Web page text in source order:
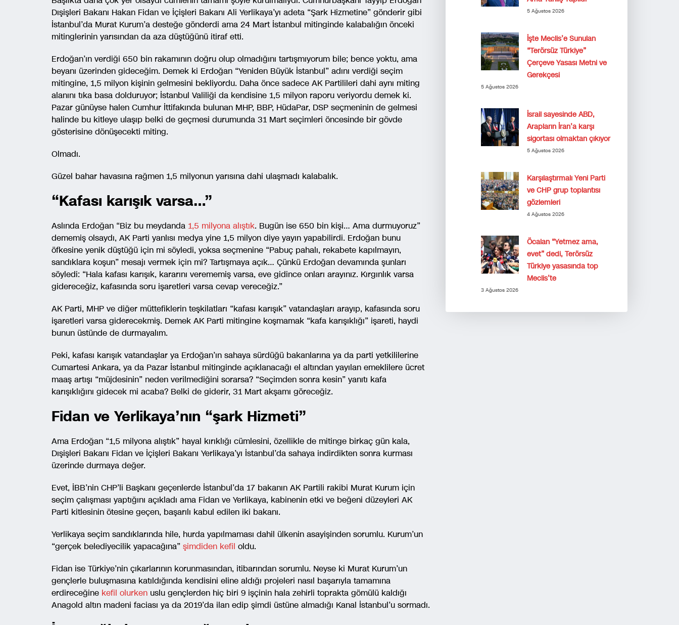
Dışişleri Bakanı Hakan Fidan ve İçişleri Bakanı Ali Yerlikaya’yı adeta “Şark Hizmetine” gönderir gibi
İstanbul’da Murat Kurum’a desteğe gönderdi ama 24 Mart İstanbul mitinginde kalabalığın önceki
mitinglerinin yarısından da aza düştüğünü itiraf etti.
Erdoğan’ın verdiği 650 bin rakamının doğru olup olmadığını tartışmıyorum bile; bence yoktu, ama
beyanı üzerinden gideceğim. Demek ki Erdoğan “Yeniden Büyük İstanbul” adını verdiği seçim
mitingine, 1,5 milyon kişinin gelmesini bekliyordu. Daha önce sadece AK Partilileri dahi aynı miting
alanını tıka basa dolduruyor; İstanbul Valiliği da kendisine 1,5 milyon raporu veriyordu demek ki.
Pazar günüyse halen Cumhur İttifakında bulunan MHP, BBP, HüdaPar, DSP seçmeninin de gelmesi
halinde bu kitleye ulaşıp belki de geçmesi durumunda 31 Mart seçimleri öncesinde bir gövde
gösterisine dönüşecekti miting.
Olmadı.
Güzel bahar havasına rağmen 1,5 milyonun yarısına dahi ulaşmadı kalabalık.
“Kafası karışık varsa…”
Aslında Erdoğan “Biz bu meydanda 1,5 milyona alıştık. Bugün ise 650 bin kişi… Ama durmuyoruz”
dememiş olsaydı, AK Parti yanlısı medya yine 1,5 milyon diye yayın yapabilirdi. Erdoğan bunu
öfkesine yenik düştüğü için mi söyledi, yoksa seçmenine “Pabuç pahalı, rekabete kapılmayın,
sandıklara koşun” mesajı vermek için mi? Tartışmaya açık… Çünkü Erdoğan devamında şunları
söyledi: “Hala kafası karışık, kararını verememiş varsa, eve gidince onları arayınız. Kırgınlık varsa
gidereceğiz, kafasında soru işaretleri varsa cevap vereceğiz.”
AK Parti, MHP ve diğer müttefiklerin teşkilatları “kafası karışık” vatandaşları arayıp, kafasında soru
işaretleri varsa giderecekmiş. Demek AK Parti mitingine koşmamak “kafa karışıklığı” işareti, haydi
bunun üstünde de durmayalım.
Peki, kafası karışık vatandaşlar ya Erdoğan’ın sahaya sürdüğü bakanlarına ya da parti yetkililerine
Cumartesi Ankara, ya da Pazar İstanbul mitinginde açıklanacağı el altından yayılan emeklilere ücret
maaş artışı “müjdesinin” neden verilmediğini sorarsa? “Seçimden sonra kesin” yanıtı kafa
karışıklığını gidecek mi acaba? Belki de giderir, 31 Mart akşamı göreceğiz.
Fidan ve Yerlikaya’nın “şark Hizmeti”
Ama Erdoğan “1,5 milyona alıştık” hayal kırıklığı cümlesini, özellikle de mitinge birkaç gün kala,
Dışişleri Bakanı Fidan ve İçişleri Bakanı Yerlikaya’yı İstanbul’da sahaya indirdikten sonra kurması
üzerinde durmaya değer.
Evet, İBB’nin CHP’li Başkanı geçenlerde İstanbul’da 17 bakanın AK Partili rakibi Murat Kurum için
seçim çalışması yaptığını açıkladı ama Fidan ve Yerlikaya, kabinenin etki ve beğeni düzeyleri AK
Parti kitlesinin ötesine geçen, başarılı kabul edilen iki bakanı.
Yerlikaya seçim sandıklarında hile, hurda yapılmaması dahil ülkenin asayişinden sorumlu. Kurum’un
“gerçek belediyecilik yapacağına” şimdiden kefil oldu.
Fidan ise Türkiye’nin çıkarlarının korunmasından, itibarından sorumlu. Neyse ki Murat Kurum’un
gençlerle buluşmasına katıldığında kendisini eline aldığı projeleri nasıl başarıyla tamamına
erdireceğine kefil olurken uslu gençlerden hiç biri 9 işçinin hala zehirli toprakta gömülü kaldığı
Anagold altın madeni faciası ya da 2019’da ilan edip şimdi üstüne almadığı Kanal İstanbul’u sormadı.
5 Ağustos 2026
İşte Meclis’e Sunulan
“Terörsüz Türkiye”
Çerçeve Yasası Metni ve
Gerekçesi
5 Ağustos 2026
İsrail sayesinde ABD,
Arapların İran’a karşı
sigortası olmaktan çıkıyor
5 Ağustos 2026
Karşılaştırmalı Yeni Parti
ve CHP grup toplantısı
gözlemleri
4 Ağustos 2026
Öcalan “Yetmez ama,
evet” dedi, Terörsüz
Türkiye yasasında top
Meclis’te
3 Ağustos 2026